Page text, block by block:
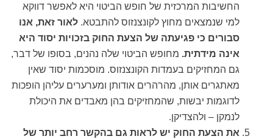
החשיבות המרכזית של חופש הביטוי היא לאפשר דווקא
למי שנמצאים מחוץ לקונצנזוס להתבטא. לאור זאת, אנו
סבורים כי פגיעתה של הצעת החוק בזכויות יסוד היא
אינה מידתית. מחופש הביטוי שלה נהנים, בסופו של דבר,
גם המחזיקים בעמדות הקונצנזוס. מוסכמות יסוד שאין
מאתגרים אותן, מהרהרים אודותן ומערערים עליהן הופכות
לדוגמות יבשות, שהמחזיקים בהן מאבדים את היכולת
לנמקן – ולהצדיקן.
את הצעת החוק יש לראות גם בהקשר רחב יותר של